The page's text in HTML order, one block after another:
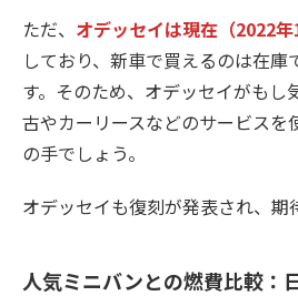
ただ、 オデッセイは現在（2022
しており、新車で買えるのは在庫
す。そのため、オデッセイがもし
古やカーリースなどのサービスを
の手でしょう。
オデッセイも復刻が発表され、期
人気ミニバンとの燃費比較：